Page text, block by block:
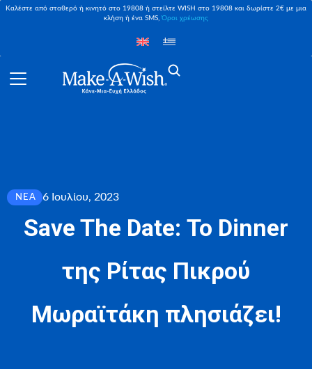
Καλέστε από σταθερό ή κινητό στο 19808 ή στείλτε WISH στο 19808 και δωρίστε 2€ με μια
κλήση ή ένα SMS,Όροι χρέωσης
ΝΈΑ 6 Ιουλίου, 2023
Save The Date: Το Dinner
της Ρίτας Πικρού
Μωραϊτάκη πλησιάζει!